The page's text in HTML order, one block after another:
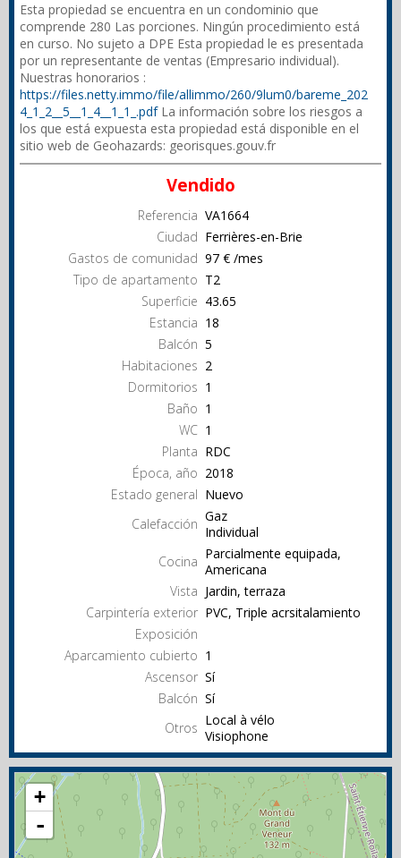
Esta propiedad se encuentra en un condominio que
comprende 280 Las porciones. Ningún procedimiento está
en curso. No sujeto a DPE Esta propiedad le es presentada
por un representante de ventas (Empresario individual).
Nuestras honorarios :
https://files.netty.immo/file/allimmo/260/9lum0/bareme_202
4_1_2__5__1_4__1_1_.pdfLa información sobre los riesgos a
los que está expuesta esta propiedad está disponible en el
sitio web de Geohazards: georisques.gouv.fr
Vendido
Referencia VA1664
Ciudad Ferrières-en-Brie
Gastos de comunidad 97 € /mes
Tipo de apartamento T2
Superficie 43.65
Estancia 18
Balcón 5
Habitaciones 2
Dormitorios 1
Baño 1
WC 1
Planta RDC
Época, año 2018
Estado general Nuevo
Calefacción Gaz
Individual
Cocina Parcialmente equipada,
Americana
Vista Jardin, terraza
Carpintería exterior PVC, Triple acrsitalamiento
Exposición
Aparcamiento cubierto 1
Ascensor Sí
Balcón Sí
Otros Local à vélo
Visiophone
+
-